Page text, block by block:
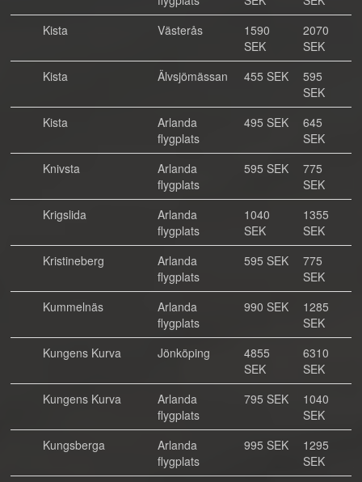
Kista
Västerås
1590
SEK
2070
SEK
Kista
Älvsjömässan 455 SEK
595
SEK
Kista
Arlanda
flygplats
495 SEK
645
SEK
Knivsta
Arlanda
flygplats
595 SEK
775
SEK
Krigslida
Arlanda
flygplats
1040
SEK
1355
SEK
Kristineberg
Arlanda
flygplats
595 SEK
775
SEK
Kummelnäs
Arlanda
flygplats
990 SEK
1285
SEK
Kungens Kurva
Jönköping
4855
SEK
6310
SEK
Kungens Kurva
Arlanda
flygplats
795 SEK
1040
SEK
Kungsberga
Arlanda
flygplats
995 SEK
1295
SEK